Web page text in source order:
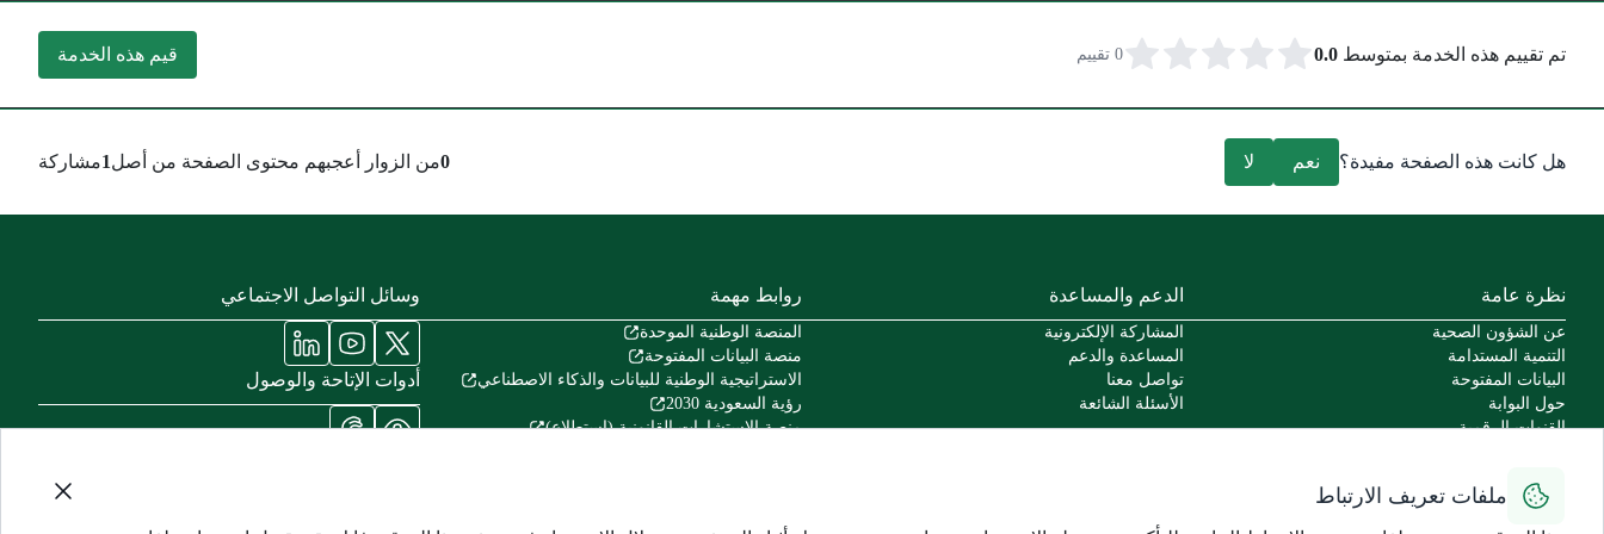
ملفات تعريف الارتباط
تم تقييم هذه الخدمة بمتوسط 0.0 0 تقييم قيم هذه الخدمة
هل كانت هذه الصفحة مفيدة؟ نعم لا 0من الزوار أعجبهم محتوى الصفحة من أصل1مشاركة
نظرة عامة
عن الشؤون الصحية
التنمية المستدامة
البيانات المفتوحة
حول البوابة
القنوات الرقمية
سياسة الاستخدام الآمن
الدعم والمساعدة
المشاركة الإلكترونية
المساعدة والدعم
تواصل معنا
الأسئلة الشائعة
روابط مهمة
المنصة الوطنية الموحدة
منصة البيانات المفتوحة
الاستراتيجية الوطنية للبيانات والذكاء الاصطناعي
رؤية السعودية 2030
منصة الاستشارات القانونية (استطلاع)
المركز الوطني للوثائق والمحفوظات
وسائل التواصل الاجتماعي
أدوات الإتاحة والوصول